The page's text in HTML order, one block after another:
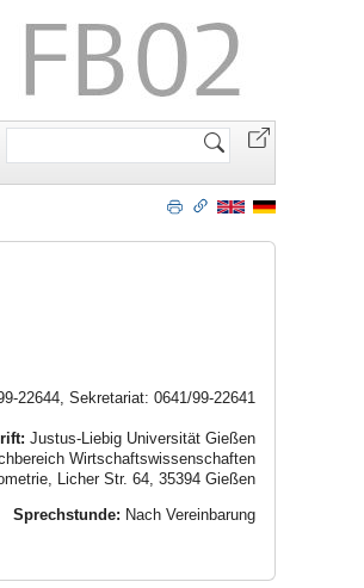
Website
22644, Sekretariat: 0641/99-22641
Justus-Liebig Universität Gießen
Wirtschaftswissenschaften
Licher Str. 64, 35394 Gießen
Sprechstunde: Nach Vereinbarung